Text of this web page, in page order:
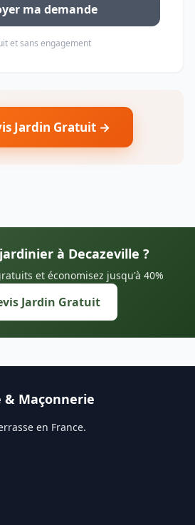
ma demande
et sans engagement
Jardin Gratuit →
à Decazeville ?
et économisez jusqu'à 40%
Jardin Gratuit
& Maçonnerie
en France.